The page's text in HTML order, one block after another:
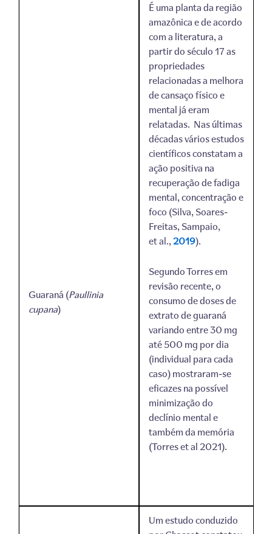
Guaraná (Paullinia
cupana)
É uma planta da região
amazônica e de acordo
com a literatura, a
partir do século 17 as
propriedades
relacionadas a melhora
de cansaço físico e
mental já eram
relatadas. Nas últimas
décadas vários estudos
científicos constatam a
ação positiva na
recuperação de fadiga
mental, concentração e
foco (Silva, Soares-
Freitas, Sampaio,
et al.,2019).
Segundo Torres em
revisão recente, o
consumo de doses de
extrato de guaraná
variando entre 30 mg
até 500 mg por dia
(individual para cada
caso) mostraram-se
eficazes na possível
minimização do
declínio mental e
também da memória
(Torres et al 2021).
Um estudo conduzido